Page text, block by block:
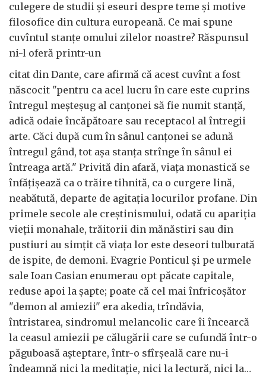
culegere de studii și eseuri despre teme și motive
filosofice din cultura europeană. Ce mai spune
cuvîntul stanțe omului zilelor noastre? Răspunsul
ni-l oferă printr-un
citat din Dante, care afirmă că acest cuvînt a fost
născocit "pentru ca acel lucru în care este cuprins
întregul meșteșug al canțonei să fie numit stanță,
adică odaie încăpătoare sau receptacol al întregii
arte. Căci după cum în sânul canțonei se adună
întregul gând, tot așa stanța strînge în sânul ei
întreaga artă." Privită din afară, viața monastică se
înfățișează ca o trăire tihnită, ca o curgere lină,
neabătută, departe de agitația locurilor profane. Din
primele secole ale creștinismului, odată cu apariția
vieții monahale, trăitorii din mănăstiri sau din
pustiuri au simțit că viața lor este deseori tulburată
de ispite, de demoni. Evagrie Ponticul și pe urmele
sale Ioan Casian enumerau opt păcate capitale,
reduse apoi la șapte; poate că cel mai înfricoșător
"demon al amiezii" era akedia, trîndăvia,
întristarea, sindromul melancolic care îi încearcă
la ceasul amiezii pe călugării care se cufundă într-o
păguboasă așteptare, într-o sfîrșeală care nu-i
îndeamnă nici la meditație, nici la lectură, nici la…